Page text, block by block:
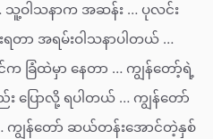
သူ့ဝါသနာက အဆန်း … ပုလင်း
တာ အရမ်းဝါသနာပါတယ် …
ခြံထဲမှာ နေတာ … ကျွန်တော့်ရဲ့
း ပြောလို့ ရပါတယ် … ကျွန်တော်
ကျွန်တော် ဆယ်တန်းအောင်တဲ့နှစ်